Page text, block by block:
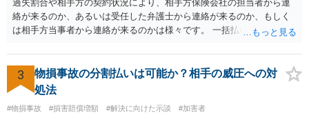
る必要があります。日本語での十分な意思疎通が難しいとのことです
ので、そのあたりのご事情も踏まえて、依頼意思の確認方法等を検討
過失割合や相手方の契約状況により、相手方保険会社の担当者から連
絡が来るのか、あるいは受任した弁護士から連絡が来るのか、もしく
は相手方当事者から連絡が来るのかは様々です。 一括払いや分割払い
金の支払いにつき、分割払いに合意すれば、和解は可能です。 他方で
合意しなければ和解できないことになります。 今後の見通しを知る為
に、交渉の方向性につき、最寄りの法律事務所で相談だけでもされる
ことも検討ください。
3
物損事故の分割払いは可能か？相手の威圧への対
処法
#物損事故 #損害賠償増額 #解決に向けた示談 #加害者